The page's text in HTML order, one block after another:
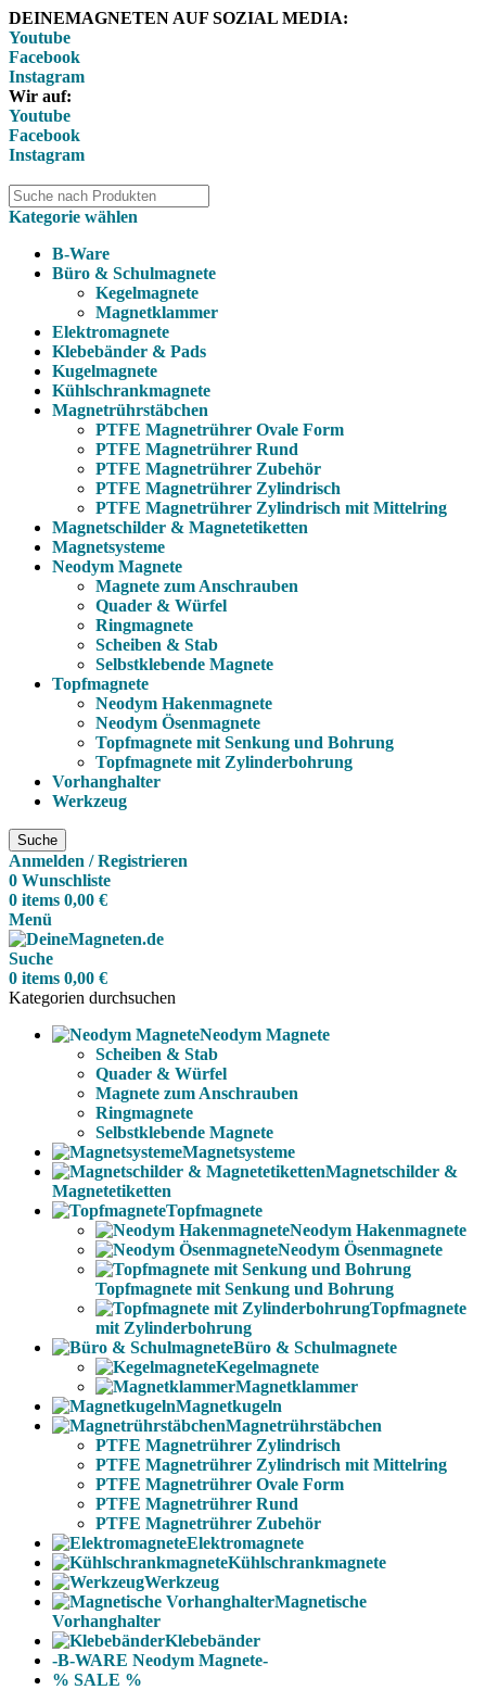
DEINEMAGNETEN AUF SOZIAL MEDIA:
Youtube
Facebook
Instagram
Wir auf:
Youtube
Facebook
Instagram
Kategorie wählen
B-Ware
Büro & Schulmagnete
Kegelmagnete
Magnetklammer
Elektromagnete
Klebebänder & Pads
Kugelmagnete
Kühlschrankmagnete
Magnetrührstäbchen
PTFE Magnetrührer Ovale Form
PTFE Magnetrührer Rund
PTFE Magnetrührer Zubehör
PTFE Magnetrührer Zylindrisch
PTFE Magnetrührer Zylindrisch mit Mittelring
Magnetschilder & Magnetetiketten
Magnetsysteme
Neodym Magnete
Magnete zum Anschrauben
Quader & Würfel
Ringmagnete
Scheiben & Stab
Selbstklebende Magnete
Topfmagnete
Neodym Hakenmagnete
Neodym Ösenmagnete
Topfmagnete mit Senkung und Bohrung
Topfmagnete mit Zylinderbohrung
Vorhanghalter
Werkzeug
Suche
Anmelden / Registrieren
0 Wunschliste
0 items 0,00 €
Menü
Suche
0 items 0,00 €
Kategorien durchsuchen
Neodym Magnete
Scheiben & Stab
Quader & Würfel
Magnete zum Anschrauben
Ringmagnete
Selbstklebende Magnete
Magnetsysteme
Magnetschilder &
Magnetetiketten
Topfmagnete
Neodym Hakenmagnete
Neodym Ösenmagnete
Topfmagnete mit Senkung und Bohrung
Topfmagnete
mit Zylinderbohrung
Büro & Schulmagnete
Kegelmagnete
Magnetklammer
Magnetkugeln
Magnetrührstäbchen
PTFE Magnetrührer Zylindrisch
PTFE Magnetrührer Zylindrisch mit Mittelring
PTFE Magnetrührer Ovale Form
PTFE Magnetrührer Rund
PTFE Magnetrührer Zubehör
Elektromagnete
Kühlschrankmagnete
Werkzeug
Magnetische
Vorhanghalter
Klebebänder
-B-WARE Neodym Magnete-
% SALE %